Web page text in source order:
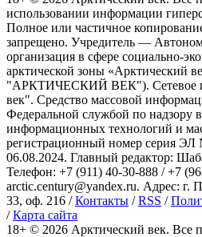
использовании информации
Полное или частичное
запрещено. Учредитель —
организация в сфере социально-
арктической зоны «Арктический
"АРКТИЧЕСКИЙ ВЕК"). Сетевое
век". Средство массовой
Федеральной службой по надзору в
информационных технологий и
регистрационный номер серия
06.08.2024. Главный редактор:
Телефон: +7 (911) 40-30-888 / +7
arctic.century@yandex.ru. Адрес: г.
33, оф. 216 /Контакты /RSS /
/Карта сайта
18+ © 2026 Арктический век. Все